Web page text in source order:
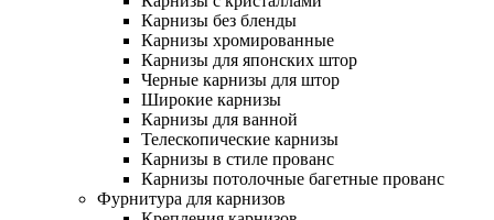
Карнизы без бленды
Карнизы хромированные
Карнизы для японских штор
Черные карнизы для штор
Широкие карнизы
Карнизы для ванной
Телескопические карнизы
Карнизы в стиле прованс
Карнизы потолочные багетные прованс
Фурнитура для карнизов